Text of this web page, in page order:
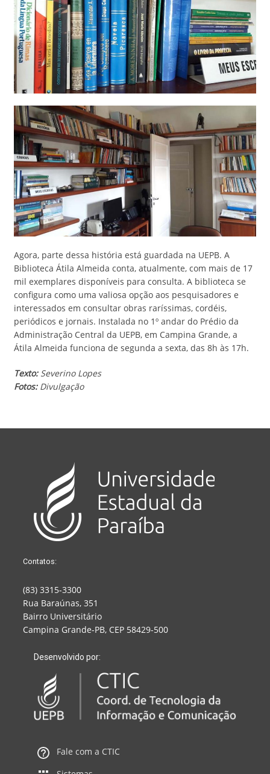
Agora, parte dessa história está guardada na UEPB. A
Biblioteca Átila Almeida conta, atualmente, com mais de 17
mil exemplares disponíveis para consulta. A biblioteca se
configura como uma valiosa opção aos pesquisadores e
interessados em consultar obras raríssimas, cordéis,
periódicos e jornais. Instalada no 1º andar do Prédio da
Administração Central da UEPB, em Campina Grande, a
Átila Almeida funciona de segunda a sexta, das 8h às 17h.
Texto:Severino Lopes
Fotos:Divulgação
Contatos:
(83) 3315-3300
Rua Baraúnas, 351
Bairro Universitário
Campina Grande-PB, CEP 58429-500
Desenvolvido por:
Fale com a CTIC